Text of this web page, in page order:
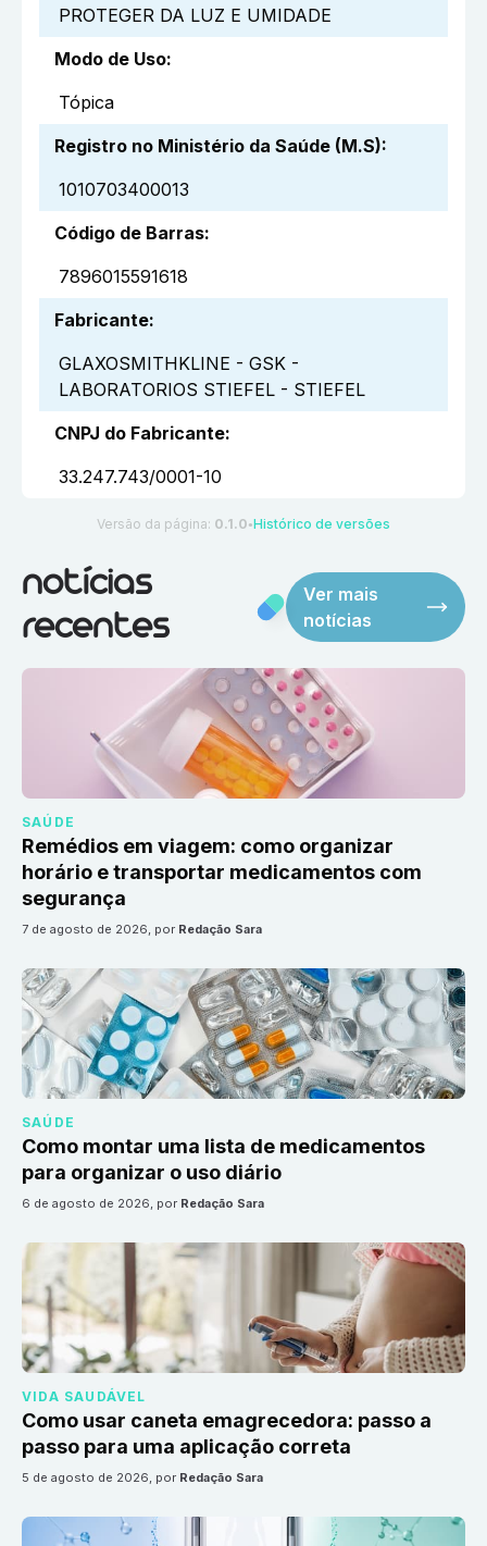
PROTEGER DA LUZ E UMIDADE
Modo de Uso:
Tópica
Registro no Ministério da Saúde (M.S):
1010703400013
Código de Barras:
7896015591618
Fabricante:
GLAXOSMITHKLINE - GSK -
LABORATORIOS STIEFEL - STIEFEL
CNPJ do Fabricante:
33.247.743/0001-10
Versão da página: 0.1.0 ●Histórico de versões
notícias
recentes
Ver mais
notícias
SAÚDE
Remédios em viagem: como organizar
horário e transportar medicamentos com
segurança
7 de agosto de 2026, por Redação Sara
SAÚDE
Como montar uma lista de medicamentos
para organizar o uso diário
6 de agosto de 2026, por Redação Sara
VIDA SAUDÁVEL
Como usar caneta emagrecedora: passo a
passo para uma aplicação correta
5 de agosto de 2026, por Redação Sara